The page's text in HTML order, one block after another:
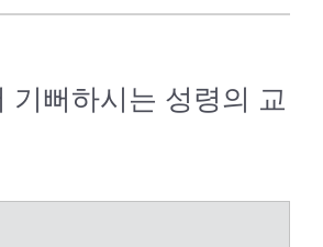
기뻐하시는 성령의 교